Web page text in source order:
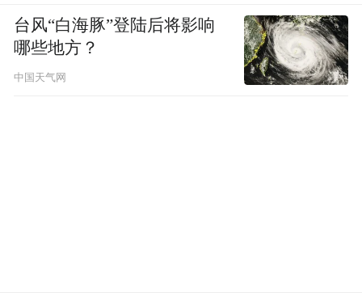
台风“白海豚”登陆后将影响
哪些地方？
中国天气网